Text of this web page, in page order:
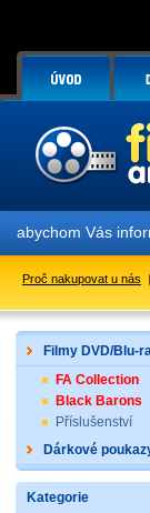
informovali o
Proč nakupovat u nás |
Filmy DVD/Blu-
FA Collection
Black Barons
Příslušenství
Dárkové
Kategorie